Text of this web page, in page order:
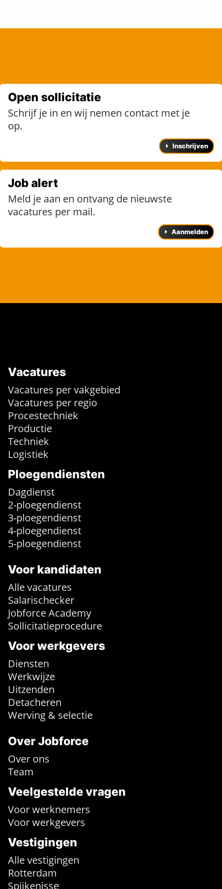
Open sollicitatie
Schrijf je in en wij nemen contact met je
op.
Inschrijven
Job alert
Meld je aan en ontvang de nieuwste
vacatures per mail.
Aanmelden
Vacatures
Vacatures per vakgebied
Vacatures per regio
Procestechniek
Productie
Techniek
Logistiek
Ploegendiensten
Dagdienst
2-ploegendienst
3-ploegendienst
4-ploegendienst
5-ploegendienst
Voor kandidaten
Alle vacatures
Salarischecker
Jobforce Academy
Sollicitatieprocedure
Voor werkgevers
Diensten
Werkwijze
Uitzenden
Detacheren
Werving & selectie
Over Jobforce
Over ons
Team
Veelgestelde vragen
Voor werknemers
Voor werkgevers
Vestigingen
Alle vestigingen
Rotterdam
Spijkenisse